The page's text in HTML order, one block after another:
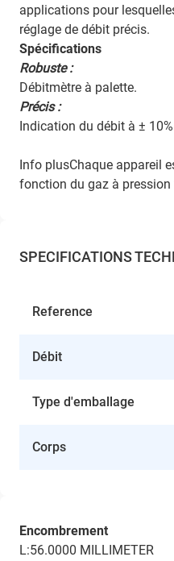
applications pour
réglage de débit précis.
Spécifications
Robuste :
Débitmètre à palette.
Précis :
Indication du débit à ±
Info plusChaque appareil
fonction du gaz à pression
SPECIFICATIONS
Reference
Débit
Type d'emballage
Corps
Encombrement
L:56.0000 MILLIMETER